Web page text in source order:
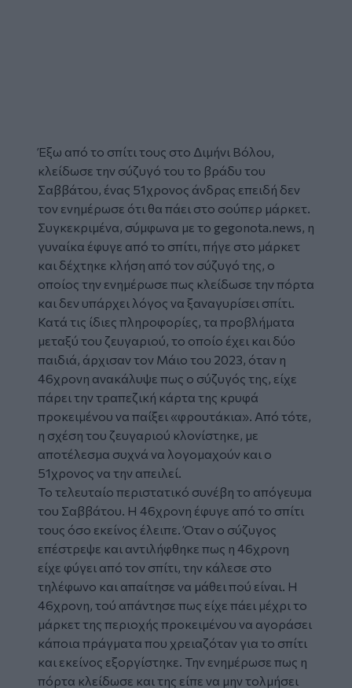
Έξω από το σπίτι τους στο Διμήνι Βόλου,
κλείδωσε την σύζυγό του το βράδυ του
Σαββάτου, ένας 51χρονος άνδρας επειδή δεν
τον ενημέρωσε ότι θα πάει στο σούπερ μάρκετ.
Συγκεκριμένα, σύμφωνα με το gegonota.news, η
γυναίκα έφυγε από το σπίτι, πήγε στο μάρκετ
και δέχτηκε κλήση από τον σύζυγό της, ο
οποίος την ενημέρωσε πως κλείδωσε την πόρτα
και δεν υπάρχει λόγος να ξαναγυρίσει σπίτι.
Κατά τις ίδιες πληροφορίες, τα προβλήματα
μεταξύ του ζευγαριού, το οποίο έχει και δύο
παιδιά, άρχισαν τον Μάιο του 2023, όταν η
46χρονη ανακάλυψε πως ο σύζυγός της, είχε
πάρει την τραπεζική κάρτα της κρυφά
προκειμένου να παίξει «φρουτάκια». Από τότε,
η σχέση του ζευγαριού κλονίστηκε, με
αποτέλεσμα συχνά να λογομαχούν και ο
51χρονος να την απειλεί.
Το τελευταίο περιστατικό συνέβη το απόγευμα
του Σαββάτου. Η 46χρονη έφυγε από το σπίτι
τους όσο εκείνος έλειπε. Όταν ο σύζυγος
επέστρεψε και αντιλήφθηκε πως η 46χρονη
είχε φύγει από τον σπίτι, την κάλεσε στο
τηλέφωνο και απαίτησε να μάθει πού είναι. Η
46χρονη, τού απάντησε πως είχε πάει μέχρι το
μάρκετ της περιοχής προκειμένου να αγοράσει
κάποια πράγματα που χρειαζόταν για το σπίτι
και εκείνος εξοργίστηκε. Την ενημέρωσε πως η
πόρτα κλείδωσε και της είπε να μην τολμήσει